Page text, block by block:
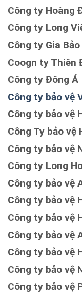
Công ty Hoàng
Công ty Long
Công ty Gia Bảo
Coogn ty Thiên
Công ty Đông Á
Công ty bảo vệ
Công ty bảo vệ
Công Ty bảo vệ
Công ty bảo vệ
Công ty Long
Công ty bảo vệ
Công ty bảo vệ
Công ty bảo vệ
Công ty bảo vệ
Công ty bảo vệ
Công ty bảo vệ
Công ty bảo vệ